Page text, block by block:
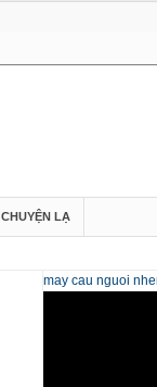
CHUYỆN LẠ
may cau nguoi